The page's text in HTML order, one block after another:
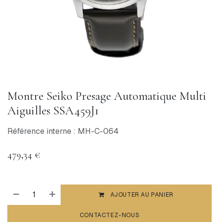
Montre Seiko Presage Automatique Multi
Aiguilles SSA459J1
Référence interne : MH-C-064
479,34 €
AJOUTER AU PANIER
CONTACTEZ-NOUS